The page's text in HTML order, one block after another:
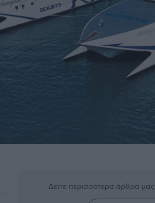
Δείτε περισσότερα άρθρα μας